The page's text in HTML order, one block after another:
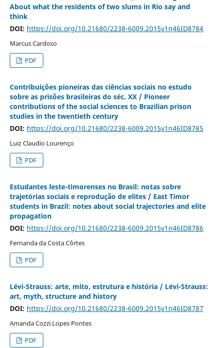
About what the residents of two slums in Rio say and
think
DOI: https://doi.org/10.21680/2238-6009.2015v1n46ID8784
Marcus Cardoso
PDF
Contribuições pioneiras das ciências sociais no estudo
sobre as prisões brasileiras do séc. XX / Pioneer
contributions of the social sciences to Brazilian prison
studies in the twentieth century
DOI: https://doi.org/10.21680/2238-6009.2015v1n46ID8785
Luiz Claudio Lourenço
PDF
Estudantes leste-timorenses no Brasil: notas sobre
trajetórias sociais e reprodução de elites / East Timor
students in Brazil: notes about social trajectories and elite
propagation
DOI: https://doi.org/10.21680/2238-6009.2015v1n46ID8786
Fernanda da Costa Côrtes
PDF
Lévi-Strauss: arte, mito, estrutura e história / Lévi-Strauss:
art, myth, structure and history
DOI: https://doi.org/10.21680/2238-6009.2015v1n46ID8787
Amanda Cozzi Lopes Pontes
PDF